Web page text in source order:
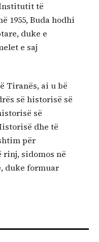
të
1955, Buda hodhi
duke e
e saj
Tiranës, ai u bë
së historisë së
së
dhe të
për
sidomos në
duke formuar